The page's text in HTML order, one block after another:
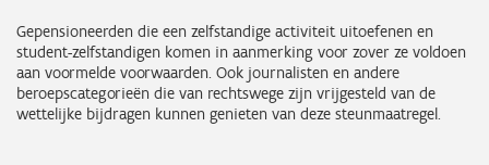
Gepensioneerden die een zelfstandige activiteit uitoefenen en
student-zelfstandigen komen in aanmerking voor zover ze voldoen
aan voormelde voorwaarden. Ook journalisten en andere
beroepscategorieën die van rechtswege zijn vrijgesteld van de
wettelijke bijdragen kunnen genieten van deze steunmaatregel.